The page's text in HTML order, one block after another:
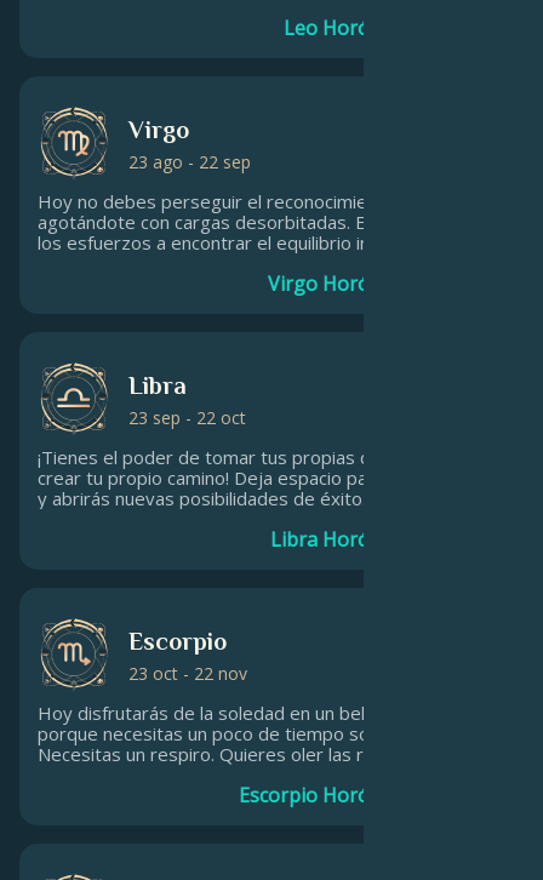
lograrlo.Trabaja solo o entre bastidores ahora porque
Leo Horóscopo diario
Virgo
23 ago - 22 sep
Hoy no debes perseguir el reconocimiento universal,
agotándote con cargas desorbitadas. Es mejor dirigir
los esfuerzos a encontrar el equilibrio interior, lo que
la mente abierta a nuevas ideas.Por favor, no te
Virgo Horóscopo diario
Libra
23 sep - 22 oct
¡Tienes el poder de tomar tus propias decisiones y
crear tu propio camino! Deja espacio para la flexibilidad,
y abrirás nuevas posibilidades de éxito.
Libra Horóscopo diario
Escorpio
23 oct - 22 nov
Hoy disfrutarás de la soledad en un bello entorno
porque necesitas un poco de tiempo sólo para ti.
Necesitas un respiro. Quieres oler las rosas - no el café.
No puedes ser todo para todos todo el tiempo. (¿O sí?)
Escorpio Horóscopo diario